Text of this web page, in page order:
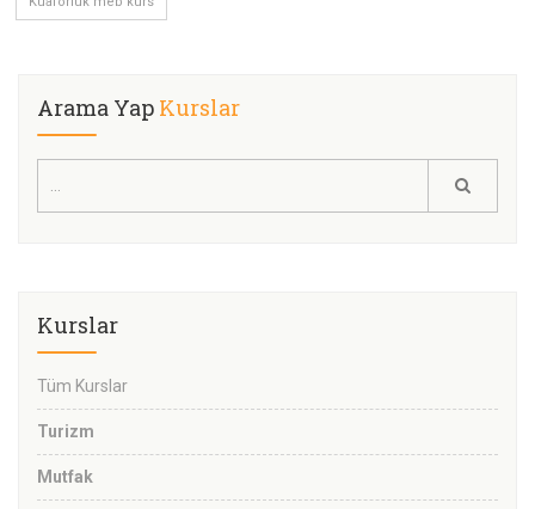
Arama Yap Kurslar
Kurslar
Tüm Kurslar
Turizm
Mutfak